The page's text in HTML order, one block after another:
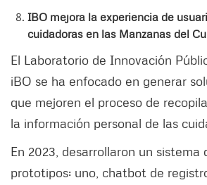
IBO mejora la experiencia de
cuidadoras en las Manzanas del
El Laboratorio de Innovación
iBO se ha enfocado en generar
que mejoren el proceso de
la información personal de las
En 2023, desarrollaron un sistema
prototipos: uno, chatbot de